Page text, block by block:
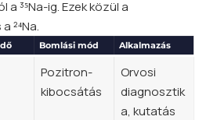
a ³⁵Na-ig. Ezek közül a
²⁴Na.
Bomlási mód Alkalmazás
Pozitron-
kibocsátás
Orvosi
diagnosztik
a, kutatás